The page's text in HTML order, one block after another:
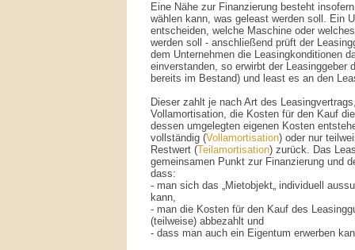
Eine Nähe zur Finanzierung besteht
wählen kann, was geleast werden soll. Ein
entscheiden, welche Maschine oder
werden soll - anschließend prüft der
dem Unternehmen die Leasingkonditionen
einverstanden, so erwirbt der Leasinggeber
bereits im Bestand) und least es an den
Dieser zahlt je nach Art des
Vollamortisation, die Kosten für den Kauf
dessen umgelegten eigenen Kosten
vollständig (Vollamortisation) oder nur
Restwert (Teilamortisation) zurück. Das
gemeinsamen Punkt zur Finanzierung und
dass:
- man sich das „Mietobjekt„ individuell
kann,
- man die Kosten für den Kauf des
(teilweise) abbezahlt und
- dass man auch ein Eigentum erwerben